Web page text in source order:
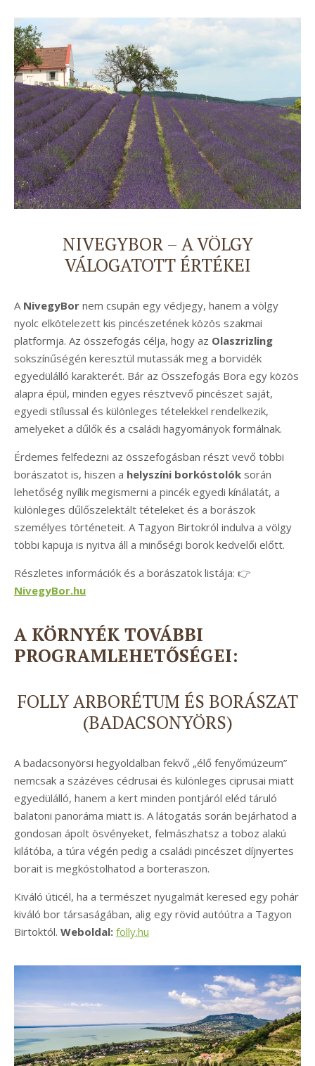
NIVEGYBOR – A VÖLGY
VÁLOGATOTT ÉRTÉKEI
A NivegyBor nem csupán egy védjegy, hanem a völgy
nyolc elkötelezett kis pincészetének közös szakmai
platformja. Az összefogás célja, hogy az Olaszrizling
sokszínűségén keresztül mutassák meg a borvidék
egyedülálló karakterét. Bár az Összefogás Bora egy közös
alapra épül, minden egyes résztvevő pincészet saját,
egyedi stílussal és különleges tételekkel rendelkezik,
amelyeket a dűlők és a családi hagyományok formálnak.
Érdemes felfedezni az összefogásban részt vevő többi
borászatot is, hiszen a helyszíni borkóstolók során
lehetőség nyílik megismerni a pincék egyedi kínálatát, a
különleges dűlőszelektált tételeket és a borászok
személyes történeteit. A Tagyon Birtokról indulva a völgy
többi kapuja is nyitva áll a minőségi borok kedvelői előtt.
Részletes információk és a borászatok listája: 👉
NivegyBor.hu
A KÖRNYÉK TOVÁBBI
PROGRAMLEHETŐSÉGEI:
FOLLY ARBORÉTUM ÉS BORÁSZAT
(BADACSONYÖRS)
A badacsonyörsi hegyoldalban fekvő „élő fenyőmúzeum”
nemcsak a százéves cédrusai és különleges ciprusai miatt
egyedülálló, hanem a kert minden pontjáról eléd táruló
balatoni panoráma miatt is. A látogatás során bejárhatod a
gondosan ápolt ösvényeket, felmászhatsz a toboz alakú
kilátóba, a túra végén pedig a családi pincészet díjnyertes
borait is megkóstolhatod a borteraszon.
Kiváló úticél, ha a természet nyugalmát keresed egy pohár
kiváló bor társaságában, alig egy rövid autóútra a Tagyon
Birtoktól. Weboldal: folly.hu